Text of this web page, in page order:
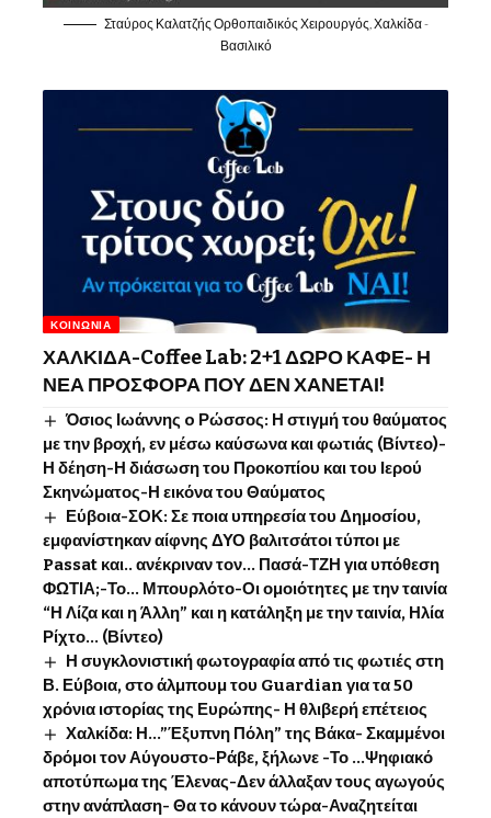
Σταύρος Καλατζής Ορθοπαιδικός Χειρουργός, Χαλκίδα -
Βασιλικό
ΚΟΙΝΩΝΊΑ
ΧΑΛΚΙΔΑ-Coffee Lab: 2+1 ΔΩΡΟ ΚΑΦΕ- Η
ΝΕΑ ΠΡΟΣΦΟΡΑ ΠΟΥ ΔΕΝ ΧΑΝΕΤΑΙ!
Όσιος Ιωάννης o Ρώσσος: Η στιγμή του θαύματος
με την βροχή, εν μέσω καύσωνα και φωτιάς (Βίντεο)-
Η δέηση-Η διάσωση του Προκοπίου και του Ιερού
Σκηνώματος-Η εικόνα του Θαύματος
Εύβοια-ΣΟΚ: Σε ποια υπηρεσία του Δημοσίου,
εμφανίστηκαν αίφνης ΔΥΟ βαλιτσάτοι τύποι με
Passat και.. ανέκριναν τον… Πασά-ΤΖΗ για υπόθεση
ΦΩΤΙΑ;-Το… Μπουρλότο-Οι ομοιότητες με την ταινία
“Η Λίζα και η Άλλη” και η κατάληξη με την ταινία, Ηλία
Ρίχτο… (Βίντεο)
Η συγκλονιστική φωτογραφία από τις φωτιές στη
Β. Εύβοια, στο άλμπουμ του Guardian για τα 50
χρόνια ιστορίας της Ευρώπης- Η θλιβερή επέτειος
Χαλκίδα: Η…”Έξυπνη Πόλη” της Βάκα- Σκαμμένοι
δρόμοι τον Αύγουστο-Ράβε, ξήλωνε -Το …Ψηφιακό
αποτύπωμα της Έλενας-Δεν άλλαξαν τους αγωγούς
στην ανάπλαση- Θα το κάνουν τώρα-Αναζητείται